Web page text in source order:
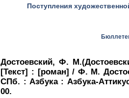
Поступления
Достоевский, Ф.
[Текст] : [роман] / Ф. М.
СПб. : Азбука : Азбука-
00.